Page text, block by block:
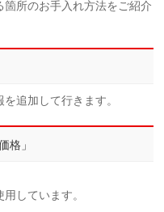
所のお手入れ方法をご紹介
追加して行きます。
格」
しています。